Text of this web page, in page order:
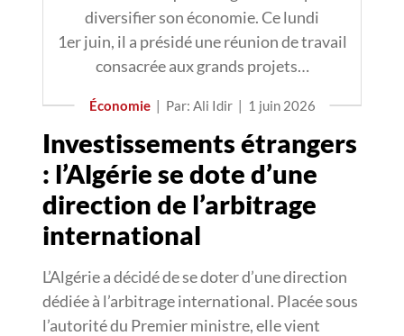
diversifier son économie. Ce lundi
1er juin, il a présidé une réunion de travail
consacrée aux grands projets…
Économie | Par: Ali Idir | 1 juin 2026
Investissements étrangers
: l’Algérie se dote d’une
direction de l’arbitrage
international
L’Algérie a décidé de se doter d’une direction
dédiée à l’arbitrage international. Placée sous
l’autorité du Premier ministre, elle vient